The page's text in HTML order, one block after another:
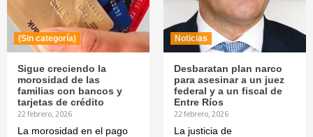
(Sin categoría)
Sigue creciendo la
morosidad de las
familias con bancos y
tarjetas de crédito
22 febrero, 2026
La morosidad en el pago
Noticias
Desbaratan plan narco
para asesinar a un juez
federal y a un fiscal de
Entre Ríos
22 febrero, 2026
La justicia de